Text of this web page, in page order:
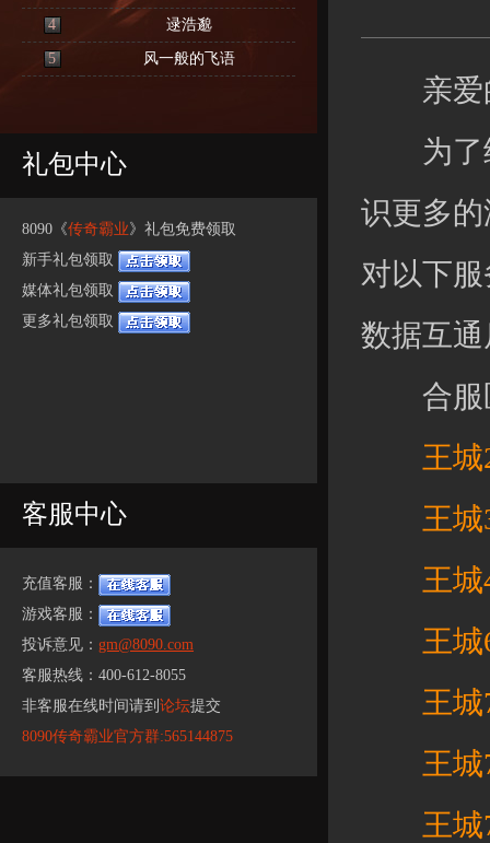
4 逯浩邈
5 风一般的飞语
礼包中心
8090《传奇霸业》礼包免费领取
新手礼包领取
媒体礼包领取
更多礼包领取
客服中心
充值客服：
游戏客服：
投诉意见： gm@8090.com
客服热线：400-612-8055
非客服在线时间请到 论坛提交
8090传奇霸业官方群:565144875
亲爱
为了给
识更多
对以下
数据互
合服
王城
王城
王城
王城
王城70
王城
王城